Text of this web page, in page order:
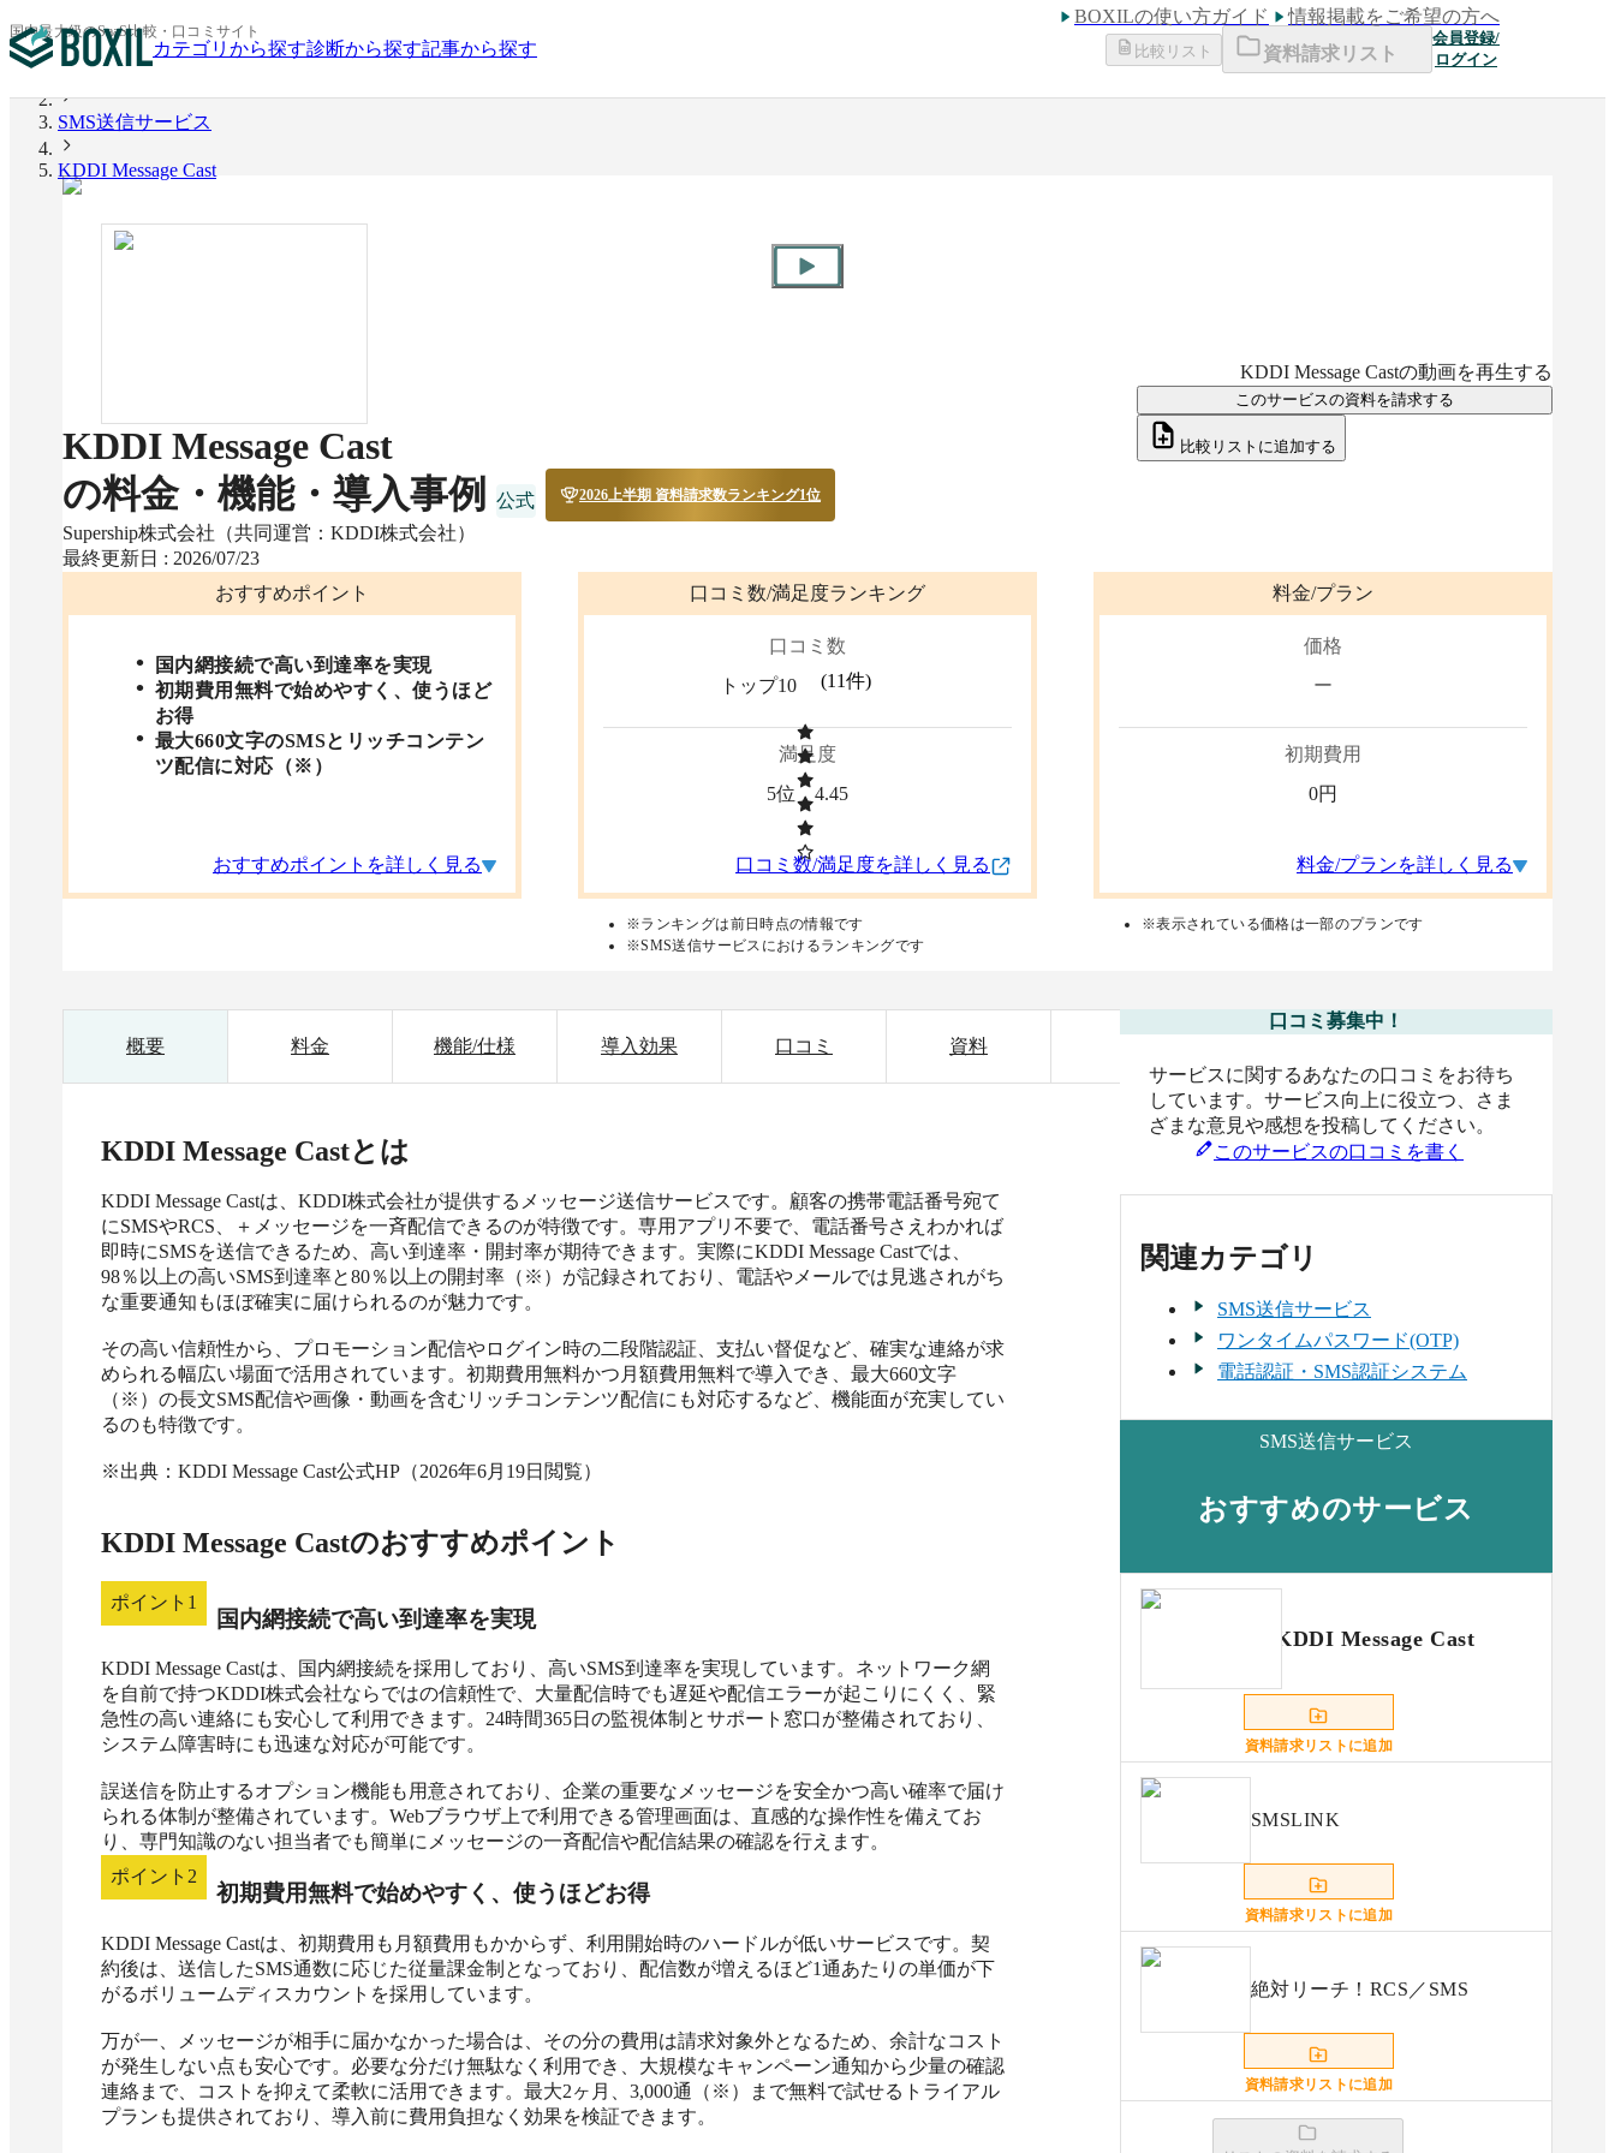
国内最大級のSaaS比較・口コミサイト
BOXILの使い方ガイド
情報掲載をご希望の方へ
カテゴリから探す診断から探す記事から探す 比較リスト 資料請求リスト
会員登録/
ログイン
SMS送信サービス
KDDI Message Cast
KDDI Message Castの動画を再生する
KDDI Message Cast
の料金・機能・導入事例
2026上半期 資料請求数ランキング1位
Supership株式会社（共同運営：KDDI株式会社）
最終更新日 : 2026/07/23
このサービスの資料を請求する
比較リストに追加する
おすすめポイント
国内網接続で高い到達率を実現
初期費用無料で始めやすく、使うほど
お得
最大660文字のSMSとリッチコンテン
ツ配信に対応（※）
おすすめポイントを詳しく見る
口コミ数/満足度ランキング
口コミ数
トップ10
(11件)
満足度
5位
4.45
口コミ数/満足度を詳しく見る
※ランキングは前日時点の情報です
※SMS送信サービスにおけるランキングです
料金/プラン
価格
ー
初期費用
0円
料金/プランを詳しく見る
※表示されている価格は一部のプランです
概要 料金 機能/仕様 導入効果 口コミ 資料
KDDI Message Castとは
KDDI Message Castは、KDDI株式会社が提供するメッセージ送信サービスです。顧客の携帯電話番号宛て
にSMSやRCS、＋メッセージを一斉配信できるのが特徴です。専用アプリ不要で、電話番号さえわかれば
即時にSMSを送信できるため、高い到達率・開封率が期待できます。実際にKDDI Message Castでは、
98％以上の高いSMS到達率と80％以上の開封率（※）が記録されており、電話やメールでは見逃されがち
な重要通知もほぼ確実に届けられるのが魅力です。
その高い信頼性から、プロモーション配信やログイン時の二段階認証、支払い督促など、確実な連絡が求
められる幅広い場面で活用されています。初期費用無料かつ月額費用無料で導入でき、最大660文字
（※）の長文SMS配信や画像・動画を含むリッチコンテンツ配信にも対応するなど、機能面が充実してい
るのも特徴です。
※出典：KDDI Message Cast公式HP（2026年6月19日閲覧）
KDDI Message Castのおすすめポイント
ポイント 1
国内網接続で高い到達率を実現
KDDI Message Castは、国内網接続を採用しており、高いSMS到達率を実現しています。ネットワーク網
を自前で持つKDDI株式会社ならではの信頼性で、大量配信時でも遅延や配信エラーが起こりにくく、緊
急性の高い連絡にも安心して利用できます。24時間365日の監視体制とサポート窓口が整備されており、
システム障害時にも迅速な対応が可能です。
誤送信を防止するオプション機能も用意されており、企業の重要なメッセージを安全かつ高い確率で届け
られる体制が整備されています。Webブラウザ上で利用できる管理画面は、直感的な操作性を備えてお
り、専門知識のない担当者でも簡単にメッセージの一斉配信や配信結果の確認を行えます。
ポイント 2
初期費用無料で始めやすく、使うほどお得
KDDI Message Castは、初期費用も月額費用もかからず、利用開始時のハードルが低いサービスです。契
約後は、送信したSMS通数に応じた従量課金制となっており、配信数が増えるほど1通あたりの単価が下
がるボリュームディスカウントを採用しています。
万が一、メッセージが相手に届かなかった場合は、その分の費用は請求対象外となるため、余計なコスト
が発生しない点も安心です。必要な分だけ無駄なく利用でき、大規模なキャンペーン通知から少量の確認
連絡まで、コストを抑えて柔軟に活用できます。最大2ヶ月、3,000通（※）まで無料で試せるトライアル
プランも提供されており、導入前に費用負担なく効果を検証できます。
口コミ募集中！
サービスに関するあなたの口コミをお待ち
しています。サービス向上に役立つ、さま
ざまな意見や感想を投稿してください。
このサービスの口コミを書く
関連カテゴリ
SMS送信サービス
ワンタイムパスワード(OTP)
電話認証・SMS認証システム
SMS送信サービス
おすすめのサービス
KDDI Message Cast
資料請求リストに追加
SMSLINK
資料請求リストに追加
絶対リーチ！RCS／SMS
資料請求リストに追加